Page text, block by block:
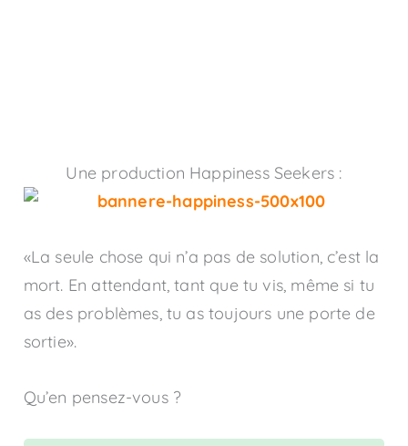
Une production Happiness Seekers :
«La seule chose qui n’a pas de solution, c’est la
mort. En attendant, tant que tu vis, même si tu
as des problèmes, tu as toujours une porte de
sortie».
Qu’en pensez-vous ?